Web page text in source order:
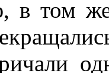
в том